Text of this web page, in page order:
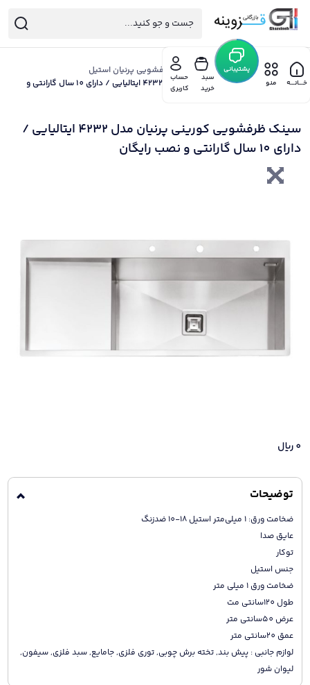
خـــانـــه منو
پشتیبانی
سبد
خرید
حساب
کاربری
خانه هود گاز سینک پرنیان/سینک ظرفشویی پرنیان استیل
/ سینک ظرفشویی کورینی پرنیان مدل 4232 ایتالیایی / دارای 10 سال گارانتی و
سینک ظرفشویی کورینی پرنیان مدل 4232 ایتالیایی /
دارای 10 سال گارانتی و نصب رایگان
0ریال
توضیحات
ضخامت ورق: 1 میلی‌متر استیل 18-10 ضدزنگ
عایق صدا
توکار
جنس استیل
ضخامت ورق 1 میلی متر
طول 120سانتی مت
عرض 50سانتی متر
عمق 20سانتی متر
لوازم جانبی : پیش بند, تخته برش چوبی, توری فلزی, جامایع, سبد فلزی, سیفون,
لیوان شور